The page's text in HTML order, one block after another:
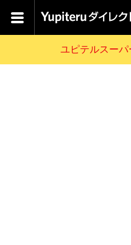
カテゴリで
キャン
ペーン
サ
開催中の
お買
ログ
ユピテルスーパ